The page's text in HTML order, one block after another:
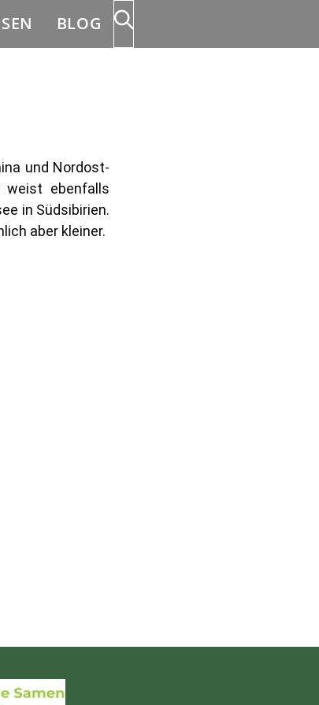
BLOG
und Nordost-
weist ebenfalls
in Südsibirien.
aber kleiner.